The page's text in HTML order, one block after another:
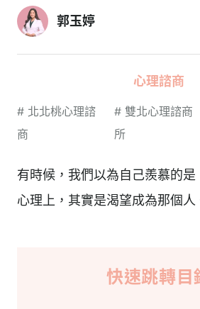
郭玉婷
心理諮商
# 北北桃心理諮
商
#雙北心理諮商
所
有時候，我們以為自己羨慕的是
心理上，其實是渴望成為那個人
快速跳轉目